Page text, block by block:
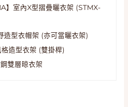
】室內X型摺疊曬衣架 (STMX-
造型衣帽架 (亦可當曬衣架)
造型衣架 (雙掛桿)
雙層晾衣架